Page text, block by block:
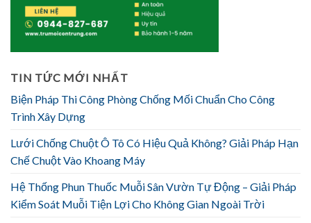
TIN TỨC MỚI NHẤT
Biện Pháp Thi Công Phòng Chống Mối Chuẩn Cho Công
Trình Xây Dựng
Lưới Chống Chuột Ô Tô Có Hiệu Quả Không? Giải Pháp Hạn
Chế Chuột Vào Khoang Máy
Hệ Thống Phun Thuốc Muỗi Sân Vườn Tự Động – Giải Pháp
Kiểm Soát Muỗi Tiện Lợi Cho Không Gian Ngoài Trời